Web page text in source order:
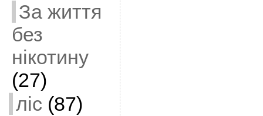
За життя
без
нікотину
(27)
ліс (87)